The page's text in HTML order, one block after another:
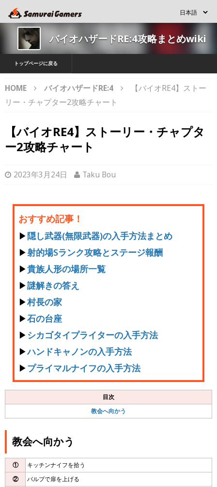
バイオハザードRE:4攻略まとめwiki
トップページに戻る
HOME バイオハザードRE:4
【バイオRE4】ストー
リー・チャプター2攻略チャート
【バイオRE4】ストーリー・チャプタ
ー2攻略チャート
2023年3月24日 Taku Bou
おすすめ記事！
▶︎隠し武器(無限武器)の入手方法まとめ
▶︎射的場Sランク攻略とステージ報酬
▶︎貴族人形の場所一覧
▶︎謎解きの答え
▶︎村長の家
▶︎石の台座
▶︎ シカゴタイプライターの入手方法
▶︎ハンドキャノンの入手方法
▶︎プライマルナイフの入手方法
目次
教会へ向かう
教会へ向かう
①
キッチンナイフを拾う
②
バルブで扉を上げる